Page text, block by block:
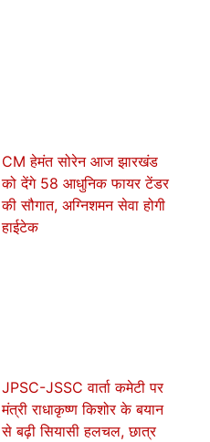
CM हेमंत सोरेन आज झारखंड
को देंगे 58 आधुनिक फायर टेंडर
की सौगात, अग्निशमन सेवा होगी
हाईटेक
JPSC-JSSC वार्ता कमेटी पर
मंत्री राधाकृष्ण किशोर के बयान
से बढ़ी सियासी हलचल, छात्र